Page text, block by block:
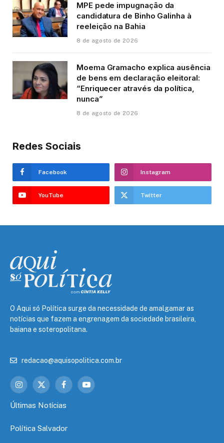
MPE pede impugnação da
candidatura de Binho Galinha à
reeleição na Bahia
8 de agosto de 2026
Moema Gramacho explica ausência
de bens em declaração eleitoral:
“Enriquecer através da política,
nunca”
8 de agosto de 2026
Redes Sociais
Facebook Instagram
YouTube Twitter
O Aqui só Política surge da necessidade de amalgamar as
notícias que fazem a engrenagem da sociedade brasileira,
baiana e soteropolitana.
redacao@aquisopolitica.com.br
Instagram
X
FacebookYouTube
Últimas Notícias
Política Salvador